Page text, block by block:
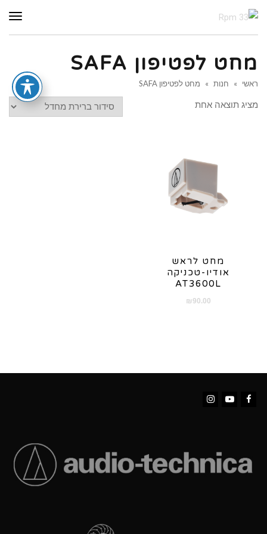
מחט לפטיפון SAFA
ראשי » חנות » מחט לפטיפון SAFA
מציג תוצאה אחת
מחט לראש
אודיו-טכניקה
AT3600L
₪ 90.00